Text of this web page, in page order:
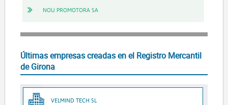
NOU PROMOTORA SA
Últimas empresas creadas en el Registro Mercantil
de Girona
VELMIND TECH SL